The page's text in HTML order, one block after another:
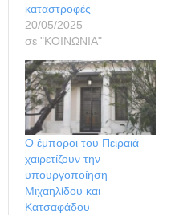
καταστροφές
20/05/2025
σε "ΚΟΙΝΩΝΙΑ"
Ο έμποροι του Πειραιά
χαιρετίζουν την
υπουργοποίηση
Μιχαηλίδου και
Κατσαφάδου